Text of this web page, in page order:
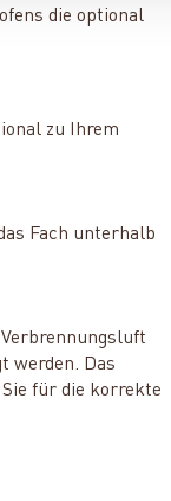
die optional
zu Ihrem
Fach unterhalb
werden. Das
für die korrekte